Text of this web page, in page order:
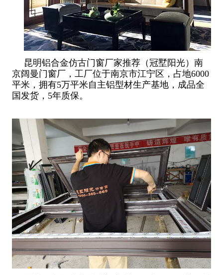
昆明铝合金仿古门窗厂家推荐（冠墅阳光）南
京阔曼门窗厂，工厂位于南京市江宁区，占地6000
平米，拥有5万平米自主铝型材生产基地，成品全
国发货，5年质保。